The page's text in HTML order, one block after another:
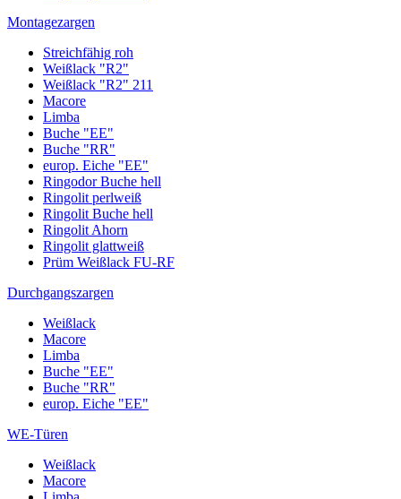
Montagezargen
Streichfähig roh
Weißlack "R2"
Weißlack "R2" 211
Macore
Limba
Buche "EE"
Buche "RR"
europ. Eiche "EE"
Ringodor Buche hell
Ringolit perlweiß
Ringolit Buche hell
Ringolit Ahorn
Ringolit glattweiß
Prüm Weißlack FU-RF
Durchgangszargen
Weißlack
Macore
Limba
Buche "EE"
Buche "RR"
europ. Eiche "EE"
WE-Türen
Weißlack
Macore